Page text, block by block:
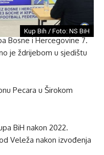
Kup Bih / Foto: NS BiH
Bosne i Hercegovine 7.
je ždrijebom u sjedištu
Pecara u Širokom
BiH nakon 2022.
Veleža nakon izvođenja